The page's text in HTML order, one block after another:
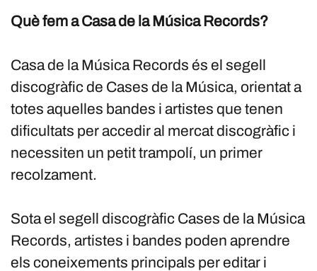
Què fem a Casa de la Música Records?
Casa de la Música Records és el segell
discogràfic de Cases de la Música, orientat a
totes aquelles bandes i artistes que tenen
dificultats per accedir al mercat discogràfic i
necessiten un petit trampolí, un primer
recolzament.
Sota el segell discogràfic Cases de la Música
Records, artistes i bandes poden aprendre
els coneixements principals per editar i